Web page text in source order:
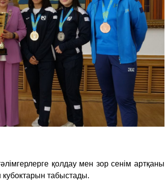
қолдау мен зор сенім артқаны
кубоктарын табыстады.